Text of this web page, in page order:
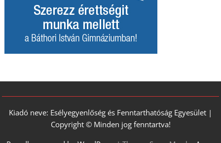
Kiadó neve: Esélyegyenlőség és Fenntarthatóság Egyesület |
Copyright © Minden jog fenntartva!